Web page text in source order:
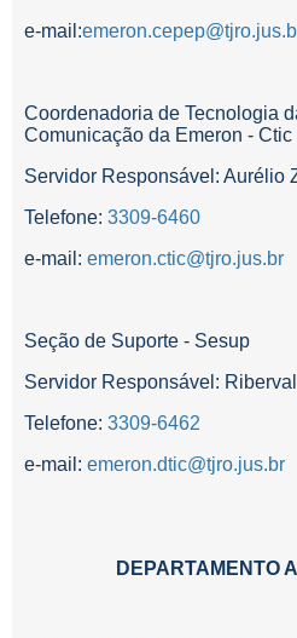
e-mail:
Coordenadoria de Tecnologia
Comunicação da Emeron - Ctic
Servidor Responsável: Aurélio
Telefone: 3309-6460
e-mail: emeron.ctic@tjro.jus.br
Seção de Suporte - Sesup
Servidor Responsável:
Telefone: 3309-6462
e-mail: emeron.dtic@tjro.jus.br
DEPARTAMENTO